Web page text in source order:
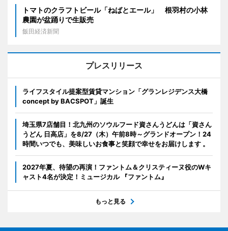
トマトのクラフトビール「ねばとエール」 根羽村の小林
農園が盆踊りで生販売
飯田経済新聞
プレスリリース
ライフスタイル提案型賃貸マンション「グランレジデンス大橋
concept by BACSPOT」誕生
埼玉県7店舗目！北九州のソウルフード資さんうどんは「資さん
うどん 日高店」を8/27（木）午前8時～グランドオープン！24
時間いつでも、美味しいお食事と笑顔で幸せをお届けします 。
2027年夏、待望の再演！ファントム＆クリスティーヌ役のWキ
ャスト4名が決定！ミュージカル 『ファントム』
もっと見る